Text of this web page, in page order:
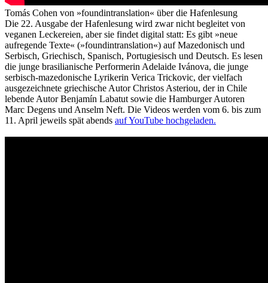
Tomás Cohen von »foundintranslation« über die Hafenlesung
Die 22. Ausgabe der Hafenlesung wird zwar nicht begleitet von
veganen Leckereien, aber sie findet digital statt: Es gibt »neue
aufregende Texte« (»foundintranslation«) auf Mazedonisch und
Serbisch, Griechisch, Spanisch, Portugiesisch und Deutsch. Es lesen
die junge brasilianische Performerin Adelaide Ivánova, die junge
serbisch-mazedonische Lyrikerin Verica Trickovic, der vielfach
ausgezeichnete griechische Autor Christos Asteriou, der in Chile
lebende Autor Benjamín Labatut sowie die Hamburger Autoren
Marc Degens und Anselm Neft. Die Videos werden vom 6. bis zum
11. April jeweils spät abends auf YouTube hochgeladen.